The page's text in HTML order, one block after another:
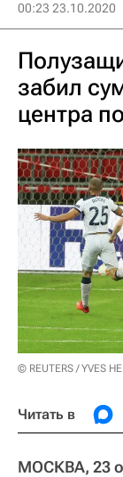
00:23 23.10.2020
забил
центра
© REUTERS / YVES
Читать в
МОСКВА, 23